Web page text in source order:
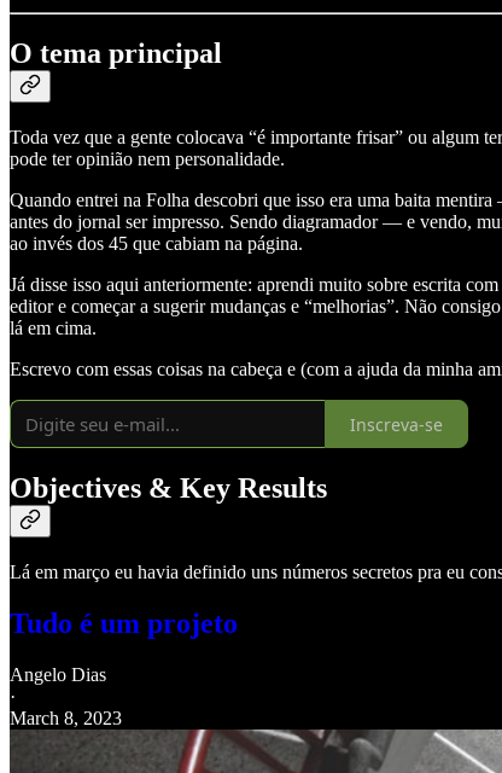
O tema principal
Toda vez que a gente colocava “é importante frisar” ou algum
pode ter opinião nem personalidade.
Quando entrei na Folha descobri que isso era uma baita
antes do jornal ser impresso. Sendo diagramador — e vendo,
ao invés dos 45 que cabiam na página.
Já disse isso aqui anteriormente: aprendi muito sobre escrita
editor e começar a sugerir mudanças e “melhorias”. Não
lá em cima.
Escrevo com essas coisas na cabeça e (com a ajuda da minha
Inscreva-se
Objectives & Key Results
Lá em março eu havia definido uns números secretos pra eu
Tudo é um projeto
Angelo Dias
·
March 8, 2023